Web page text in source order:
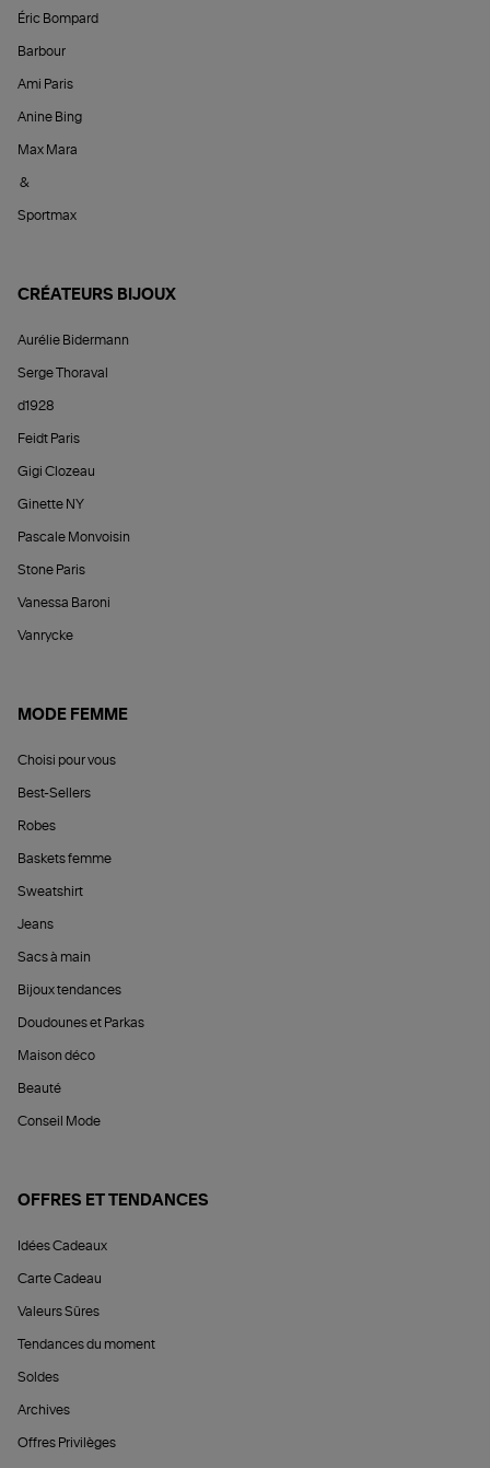
Éric Bompard
Barbour
Ami Paris
Anine Bing
Max Mara
&
Sportmax
CRÉATEURS BIJOUX
Aurélie Bidermann
Serge Thoraval
d1928
Feidt Paris
Gigi Clozeau
Ginette NY
Pascale Monvoisin
Stone Paris
Vanessa Baroni
Vanrycke
MODE FEMME
Choisi pour vous
Best-Sellers
Robes
Baskets femme
Sweatshirt
Jeans
Sacs à main
Bijoux tendances
Doudounes et Parkas
Maison déco
Beauté
Conseil Mode
OFFRES ET TENDANCES
Idées Cadeaux
Carte Cadeau
Valeurs Sûres
Tendances du moment
Soldes
Archives
Offres Privilèges